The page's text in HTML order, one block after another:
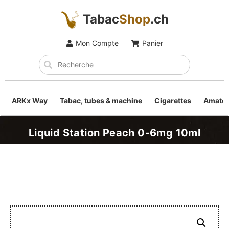
TabacShop.ch
Mon Compte Panier
ARKx Way Tabac, tubes & machine Cigarettes
Liquid Station Peach 0-6mg 10ml